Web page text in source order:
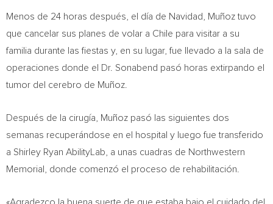
Menos de 24 horas después, el día de Navidad, Muñoz tuvo
que cancelar sus planes de volar a Chile para visitar a su
familia durante las fiestas y, en su lugar, fue llevado a la sala de
operaciones donde el Dr. Sonabend pasó horas extirpando el
tumor del cerebro de Muñoz.
Después de la cirugía, Muñoz pasó las siguientes dos
semanas recuperándose en el hospital y luego fue transferido
a Shirley Ryan AbilityLab, a unas cuadras de Northwestern
Memorial, donde comenzó el proceso de rehabilitación.